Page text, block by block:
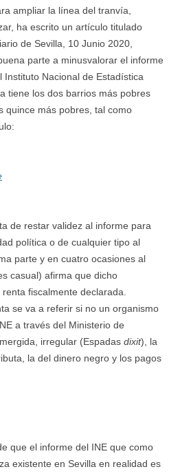
ampliar la línea del tranvía,
ha escrito un artículo titulado
de Sevilla, 10 Junio 2020,
parte a minusvalorar el informe
Instituto Nacional de Estadística
tiene los dos barrios más pobres
quince más pobres, tal como
de restar validez al informe para
política o de cualquier tipo al
parte y en cuatro ocasiones al
casual) afirma que dicho
fiscalmente declarada.
se va a referir si no un organismo
a través del Ministerio de
irregular (Espadas dixit), la
la del dinero negro y los pagos
que el informe del INE que como
existente en Sevilla en realidad es